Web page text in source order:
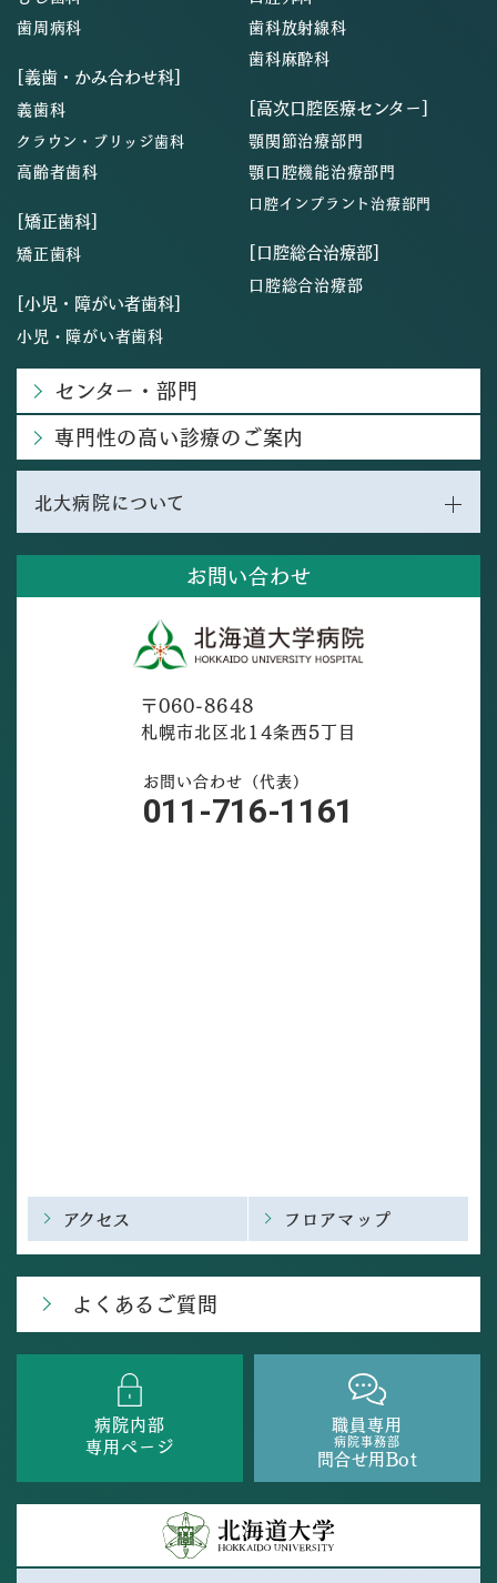
お問い合わせ
〒060-8648
札幌市北区北14条西5丁目
お問い合わせ（代表）
011-716-1161
アクセス フロアマップ
よくあるご質問
病院内部
専用ページ
職員専用
病院事務部
問合せ用Bot
歯周病科
[義歯・かみ合わせ科]
義歯科
クラウン・ブリッジ歯科
高齢者歯科
[矯正歯科]
矯正歯科
[小児・障がい者歯科]
小児・障がい者歯科
歯科放射線科
歯科麻酔科
[高次口腔医療センター]
顎関節治療部門
顎口腔機能治療部門
口腔インプラント治療部門
[口腔総合治療部]
口腔総合治療部
センター・部門
専門性の高い診療のご案内
北大病院について